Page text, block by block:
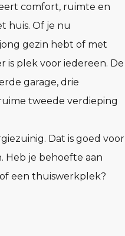
comfort, ruimte en
huis. Of je nu
gezin hebt of met
is plek voor iedereen. De
garage, drie
tweede verdieping
Dat is goed voor
Heb je behoefte aan
een thuiswerkplek?